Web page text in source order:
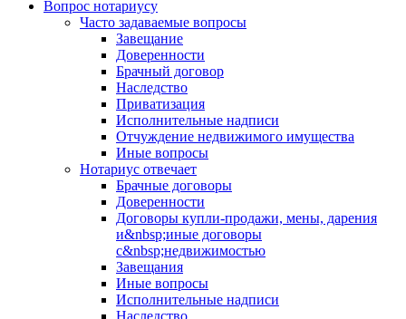
Вопрос нотариусу
Часто задаваемые вопросы
Завещание
Доверенности
Брачный договор
Наследство
Приватизация
Исполнительные надписи
Отчуждение недвижимого имущества
Иные вопросы
Нотариус отвечает
Брачные договоры
Доверенности
Договоры купли-продажи, мены, дарения
и&nbsp;иные договоры
с&nbsp;недвижимостью
Завещания
Иные вопросы
Исполнительные надписи